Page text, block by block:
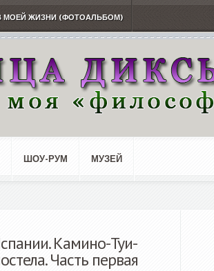
МОЕЙ ЖИЗНИ (ФОТОАЛЬБОМ)
ШОУ-РУМ МУЗЕЙ
Камино-Туи-
Часть первая